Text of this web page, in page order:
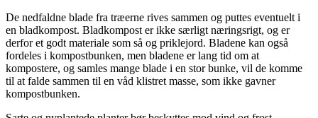
De nedfaldne blade fra træerne rives sammen og puttes eventuelt i
en bladkompost. Bladkompost er ikke særligt næringsrigt, og er
derfor et godt materiale som så og priklejord. Bladene kan også
fordeles i kompostbunken, men bladene er lang tid om at
kompostere, og samles mange blade i en stor bunke, vil de komme
til at falde sammen til en våd klistret masse, som ikke gavner
kompostbunken.